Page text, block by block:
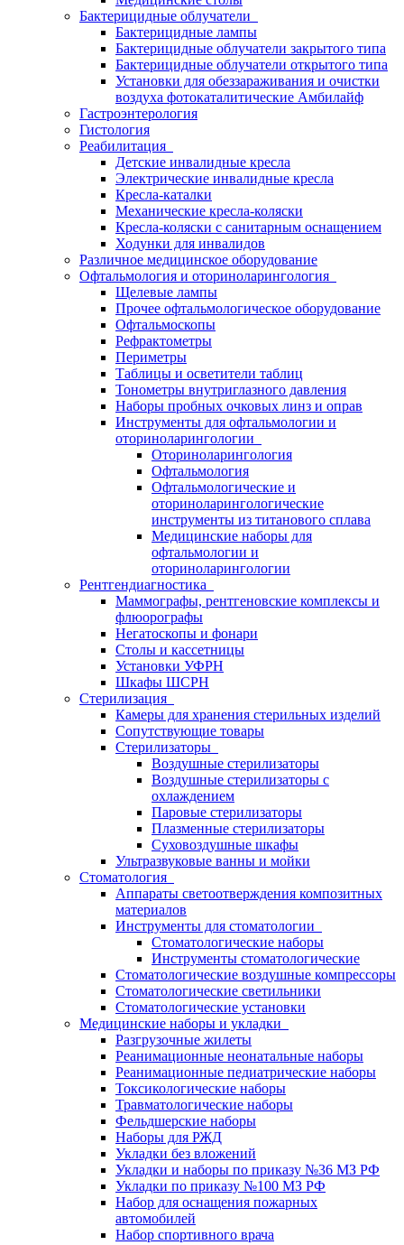
Бактерицидные облучатели
Бактерицидные лампы
Бактерицидные облучатели закрытого типа
Бактерицидные облучатели открытого типа
Установки для обеззараживания и очистки
воздуха фотокаталитические Амбилайф
Гастроэнтерология
Гистология
Реабилитация
Детские инвалидные кресла
Электрические инвалидные кресла
Кресла-каталки
Механические кресла-коляски
Кресла-коляски с санитарным оснащением
Ходунки для инвалидов
Различное медицинское оборудование
Офтальмология и оториноларингология
Щелевые лампы
Прочее офтальмологическое оборудование
Офтальмоскопы
Рефрактометры
Периметры
Таблицы и осветители таблиц
Тонометры внутриглазного давления
Наборы пробных очковых линз и оправ
Инструменты для офтальмологии и
оториноларингологии
Оториноларингология
Офтальмология
Офтальмологические и
оториноларингологические
инструменты из титанового сплава
Медицинские наборы для
офтальмологии и
оториноларингологии
Рентгендиагностика
Маммографы, рентгеновские комплексы и
флюорографы
Негатоскопы и фонари
Столы и кассетницы
Установки УФРН
Шкафы ШСРН
Стерилизация
Камеры для хранения стерильных изделий
Сопутствующие товары
Стерилизаторы
Воздушные стерилизаторы
Воздушные стерилизаторы с
охлаждением
Паровые стерилизаторы
Плазменные стерилизаторы
Суховоздушные шкафы
Ультразвуковые ванны и мойки
Стоматология
Аппараты светоотверждения композитных
материалов
Инструменты для стоматологии
Стоматологические наборы
Инструменты стоматологические
Стоматологические воздушные компрессоры
Стоматологические светильники
Стоматологические установки
Медицинские наборы и укладки
Разгрузочные жилеты
Реанимационные неонатальные наборы
Реанимационные педиатрические наборы
Токсикологические наборы
Травматологические наборы
Фельдшерские наборы
Наборы для РЖД
Укладки без вложений
Укладки и наборы по приказу №36 МЗ РФ
Укладки по приказу №100 МЗ РФ
Набор для оснащения пожарных
автомобилей
Набор спортивного врача